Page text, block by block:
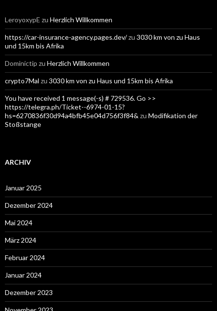
LeroyoxypE zu Herzlich Willkommen
https://car-insurance-agency.pages.dev/zu 3030 km von zu Haus
und 15km bis Afrika
Dominictip zu Herzlich Willkommen
crypto7Mal zu 3030 km von zu Haus und 15km bis Afrika
You have received 1 message(-s) # 729536. Go >>
https://telegra.ph/Ticket--6974-01-15?
hs=6270836f30d94a4bfb45e04d756f3f84& zu Modifikation der
Stoßstange
ARCHIV
Januar 2025
Dezember 2024
Mai 2024
März 2024
Februar 2024
Januar 2024
Dezember 2023